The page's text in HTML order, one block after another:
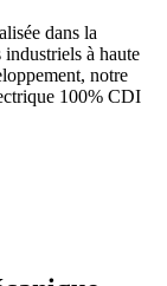
dans la
à haute
notre
100% CDI